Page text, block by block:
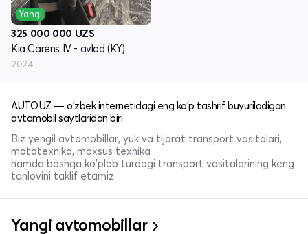
Yangi
325 000 000 UZS
Kia Carens IV - avlod (KY)
2024
AUTO.UZ — o'zbek internetidagi eng ko'p tashrif buyuriladigan
avtomobil saytlaridan biri
Biz yengil avtomobillar, yuk va tijorat transport vositalari,
mototexnika, maxsus texnika
hamda boshqa ko'plab turdagi transport vositalarining keng
tanlovini taklif etamiz
Yangi avtomobillar